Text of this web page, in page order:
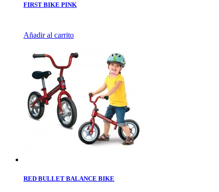
FIRST BIKE PINK
Añadir al carrito
RED BULLET BALANCE BIKE